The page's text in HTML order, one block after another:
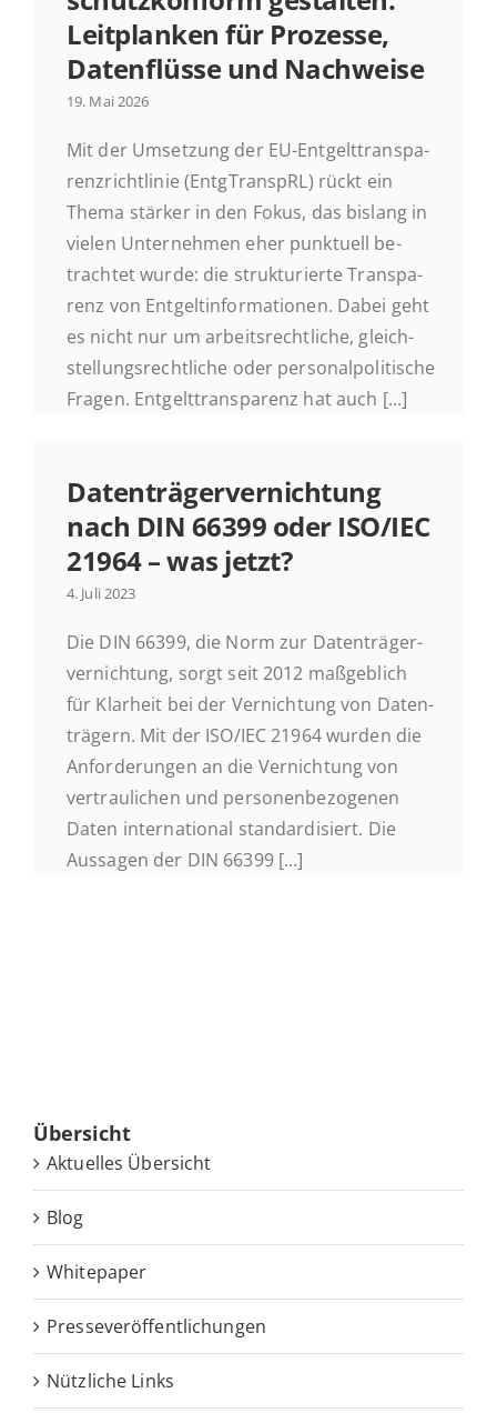
Ak­tu­el­les
Kontakt
Leit­plan­ken für Pro­zes­se,
Da­ten­flüs­se und Nachweise
19. Mai 2026
Mit der Um­set­zung der EU-Ent­gelt­trans­pa­
renz­richt­li­nie (Entg­Tran­spRL) rückt ein
Thema stärker in den Fokus, das bislang in
vielen Un­ter­neh­men eher punk­tu­ell be­
trach­tet wurde: die struk­tu­rier­te Trans­pa­
renz von Ent­gelt­in­for­ma­tio­nen. Dabei geht
es nicht nur um ar­beits­recht­li­che, gleich­
stel­lungs­recht­li­che oder per­so­nal­po­li­ti­sche
Fragen. Ent­gelt­trans­pa­renz hat auch [...]
Da­ten­trä­ger­ver­nich­tung
nach DIN 66399 oder ISO/IEC
21964 – was jetzt?
4. Juli 2023
Die DIN 66399, die Norm zur Da­ten­trä­ger­
ver­nich­tung, sorgt seit 2012 maß­geb­lich
für Klar­heit bei der Ver­nich­tung von Da­ten­
trä­gern. Mit der ISO/IEC 21964 wurden die
An­for­de­run­gen an die Ver­nich­tung von
ver­trau­li­chen und per­so­nen­be­zo­ge­nen
Daten in­ter­na­tio­nal stan­dar­di­siert. Die
Aus­sa­gen der DIN 66399 [...]
Über­sicht
Ak­tu­el­les Übersicht
Blog
White­pa­per
Pres­se­ver­öf­fent­li­chun­gen
Nütz­li­che Links